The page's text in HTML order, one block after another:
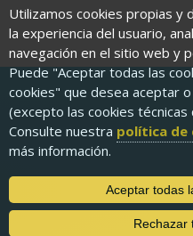
Utilizamos cookies propias y
la experiencia del usuario,
navegación en el sitio web y
Puede "Aceptar todas las
cookies" que desea aceptar
(excepto las cookies técnicas
Consulte nuestra política de
más información.
Aceptar todas
Rechazar